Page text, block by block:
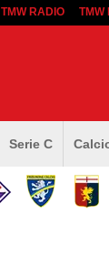
TMW RADIO TMW
Serie C